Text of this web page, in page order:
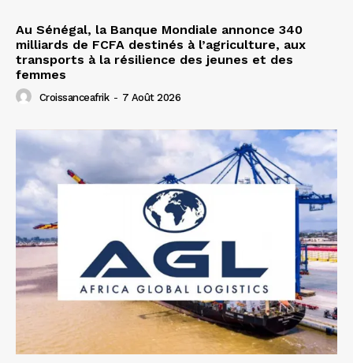
Au Sénégal, la Banque Mondiale annonce 340
milliards de FCFA destinés à l’agriculture, aux
transports à la résilience des jeunes et des
femmes
Croissanceafrik - 7 Août 2026